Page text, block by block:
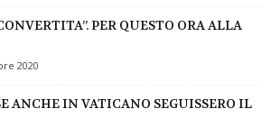
PER QUESTO ORA ALLA
2020
ANCHE IN VATICANO SEGUISSERO IL